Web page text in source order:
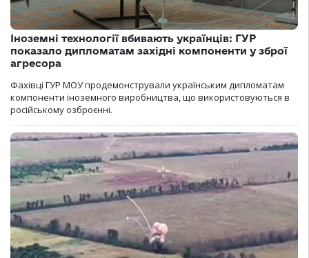
Іноземні технології вбивають українців: ГУР
показало дипломатам західні компоненти у зброї
агресора
Фахівці ГУР МОУ продемонстрували українським дипломатам
компоненти іноземного виробництва, що використовуються в
російському озброєнні.